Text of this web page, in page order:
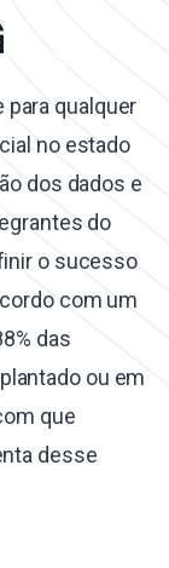
qualquer
no estado
dos dados e
do
o sucesso
com um
das
ou em
que
desse